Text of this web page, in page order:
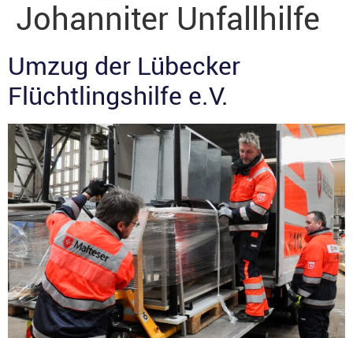
Johanniter Unfallhilfe
Umzug der Lübecker
Flüchtlingshilfe e.V.